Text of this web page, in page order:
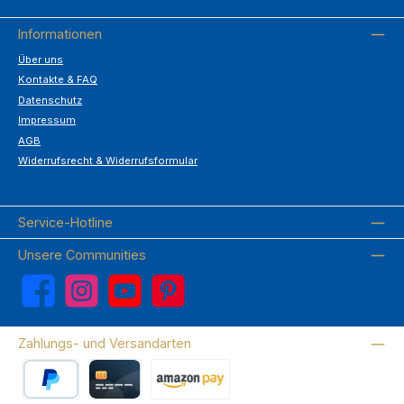
Informationen
Über uns
Kontakte & FAQ
Datenschutz
Impressum
AGB
Widerrufsrecht & Widerrufsformular
Service-Hotline
Unsere Communities
Facebook Instagram YouTube Pinterest
Zahlungs- und Versandarten